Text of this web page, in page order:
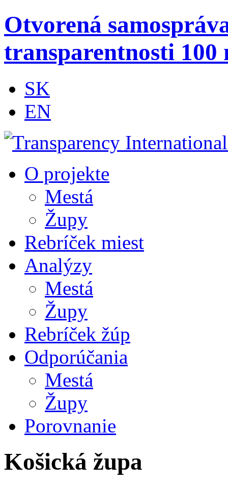
Otvorená
transparentnosti 100
SK
EN
O projekte
Mestá
Župy
Rebríček miest
Analýzy
Mestá
Župy
Rebríček žúp
Odporúčania
Mestá
Župy
Porovnanie
Košická župa